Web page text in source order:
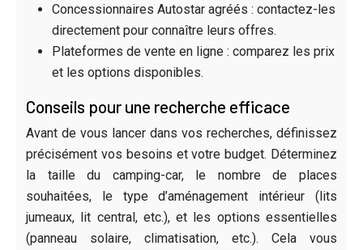
Concessionnaires Autostar agréés : contactez-les
directement pour connaître leurs offres.
Plateformes de vente en ligne : comparez les prix
et les options disponibles.
Conseils pour une recherche efficace
Avant de vous lancer dans vos recherches, définissez
précisément vos besoins et votre budget. Déterminez
la taille du camping-car, le nombre de places
souhaitées, le type d’aménagement intérieur (lits
jumeaux, lit central, etc.), et les options essentielles
(panneau solaire, climatisation, etc.). Cela vous